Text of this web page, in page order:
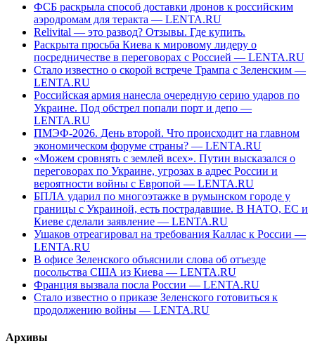
ФСБ раскрыла способ доставки дронов к российским
аэродромам для теракта — LENTA.RU
Relivital — это развод? Отзывы. Где купить.
Раскрыта просьба Киева к мировому лидеру о
посредничестве в переговорах с Россией — LENTA.RU
Стало известно о скорой встрече Трампа с Зеленским —
LENTA.RU
Российская армия нанесла очередную серию ударов по
Украине. Под обстрел попали порт и депо —
LENTA.RU
ПМЭФ-2026. День второй. Что происходит на главном
экономическом форуме страны? — LENTA.RU
«Можем сровнять с землей всех». Путин высказался о
переговорах по Украине, угрозах в адрес России и
вероятности войны с Европой — LENTA.RU
БПЛА ударил по многоэтажке в румынском городе у
границы с Украиной, есть пострадавшие. В НАТО, ЕС и
Киеве сделали заявление — LENTA.RU
Ушаков отреагировал на требования Каллас к России —
LENTA.RU
В офисе Зеленского объяснили слова об отъезде
посольства США из Киева — LENTA.RU
Франция вызвала посла России — LENTA.RU
Стало известно о приказе Зеленского готовиться к
продолжению войны — LENTA.RU
Архивы